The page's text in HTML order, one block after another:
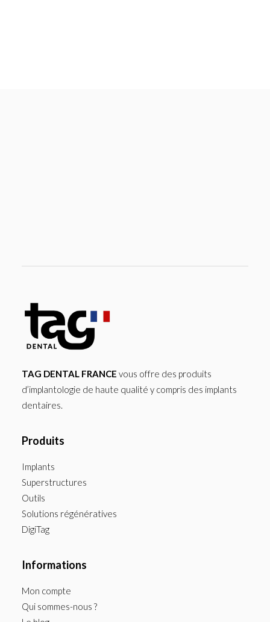
TAG DENTAL FRANCE vous offre des produits
d’implantologie de haute qualité y compris des implants
dentaires.
Produits
Implants
Superstructures
Outils
Solutions régénératives
DigiTag
Informations
Mon compte
Qui sommes-nous ?